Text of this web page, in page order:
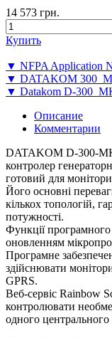
14 573 грн.
Купить
▼ NFPA Application
▼ DATAKOM
▼ Datakom D-
Описание
Комментарии
DATAKOM D-300-
контролер
готовий для
Його основні
кількох топологій,
потужності.
Функції
оновленням
Програмне
здійснювати
GPRS.
Веб-сервіс Rainbow
контролювати
одного центрального